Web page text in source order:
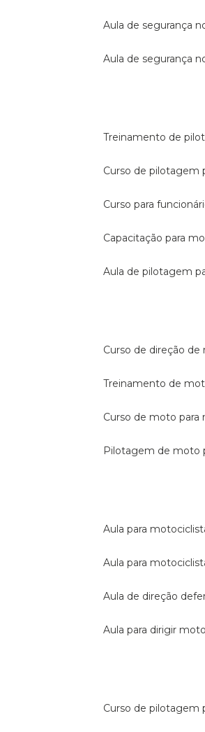
aula de segurança
aula de segurança
treinamento de
curso de
curso para
capacitação para
aula de pilotagem
curso de direção
treinamento de
curso de moto
pilotagem de moto
aula para
aula para
aula de direção
aula para dirigir moto
curso de pilotagem